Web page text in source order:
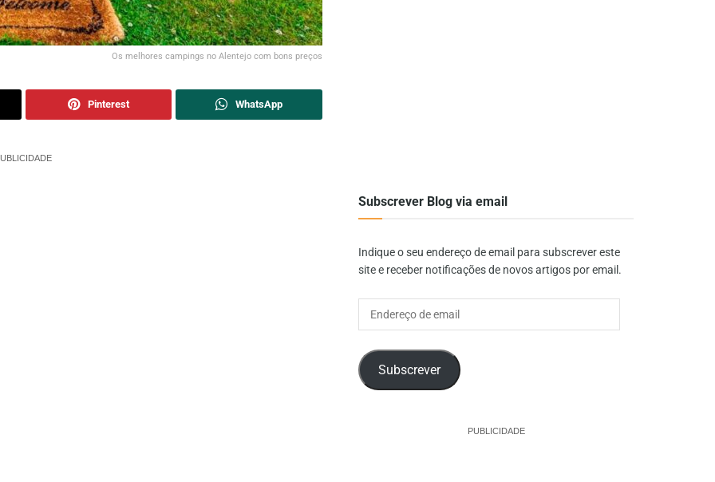
Os melhores campings no Alentejo com bons preços
Pinterest WhatsApp
Subscrever Blog via email
Indique o seu endereço de email para subscrever este
site e receber notificações de novos artigos por email.
Subscrever
PUBLICIDADE